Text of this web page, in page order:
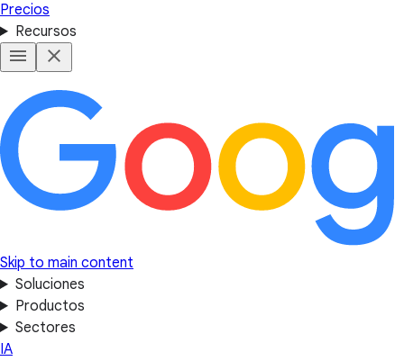
Precios
Recursos
Skip to main content
Soluciones
Productos
Sectores
IA